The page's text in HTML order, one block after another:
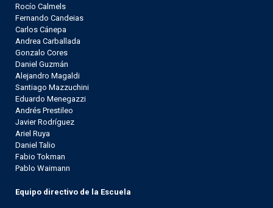
Rocío Calmels
Fernando Candeias
Carlos Cánepa
Andrea Carballada
Gonzalo Cores
Daniel Guzmán
Alejandro Magaldi
Santiago Mazzuchini
Eduardo Menegazzi
Andrés Prestileo
Javier Rodríguez
Ariel Ruya
Daniel Talio
Fabio Tokman
Pablo Waimann
Equipo directivo de la Escuela